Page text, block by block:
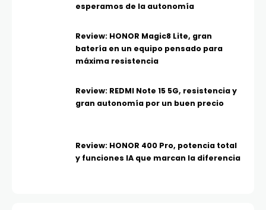
esperamos de la autonomía
Review: HONOR Magic8 Lite, gran
batería en un equipo pensado para
máxima resistencia
Review: REDMI Note 15 5G, resistencia y
gran autonomía por un buen precio
Review: HONOR 400 Pro, potencia total
y funciones IA que marcan la diferencia